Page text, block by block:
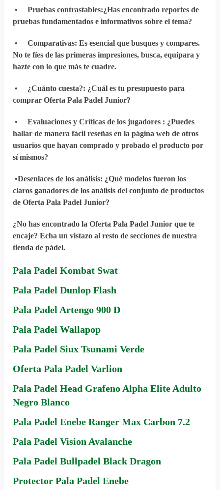
• Pruebas contrastables:¿Has encontrado reportes de
pruebas fundamentados e informativos sobre el tema?
•Comparativas: Es esencial que busques y compares.
No te fíes de las primeras impresiones, busca, equipara y
hazte con lo que más te cuadre.
• ¿Cuánto cuesta?: ¿Cuál es tu presupuesto para
comprar Oferta Pala Padel Junior?
•Evaluaciones y Críticas de los jugadores : ¿Puedes
hallar de manera fácil reseñas en la página web de otros
usuarios que hayan comprado y probado el producto por
sí mismos?
•Desenlaces de los análisis: ¿Qué modelos fueron los
claros ganadores de los análisis del conjunto de productos
de Oferta Pala Padel Junior?
¿No has encontrado la Oferta Pala Padel Junior que te
encaje? Echa un vistazo al resto de secciones de nuestra
tienda de pádel.
Pala Padel Kombat Swat
Pala Padel Dunlop Flash
Pala Padel Artengo 900 D
Pala Padel Wallapop
Pala Padel Siux Tsunami Verde
Oferta Pala Padel Varlion
Pala Padel Head Grafeno Alpha Elite Adulto
Negro Blanco
Pala Padel Enebe Ranger Max Carbon 7.2
Pala Padel Vision Avalanche
Pala Padel Bullpadel Black Dragon
Protector Pala Padel Enebe